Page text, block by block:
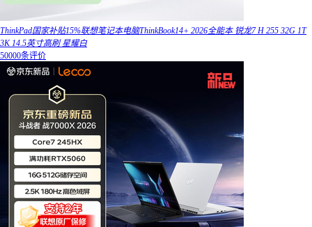
ThinkPad国家补贴15%联想笔记本电脑ThinkBook14+ 2026全能本 锐龙7 H 255 32G 1T
3K 14.5英寸高刷 星耀白
50000条评价